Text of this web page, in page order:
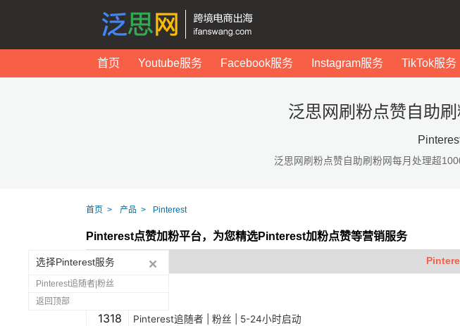
首页 Youtube服务 Facebook服务 Instagram服务 TikTok服务
泛思网刷粉点赞自助
泛思网刷粉点赞自助刷粉网每月处理超
首页 产品 Pinterest
Pinterest点赞加粉平台，为您精选Pinterest加粉点赞等营销服务
1318 Pinterest追随者 | 粉丝 | 5-24小时启动
选择Pinterest服务
Pinterest追随者|粉丝
返回顶部